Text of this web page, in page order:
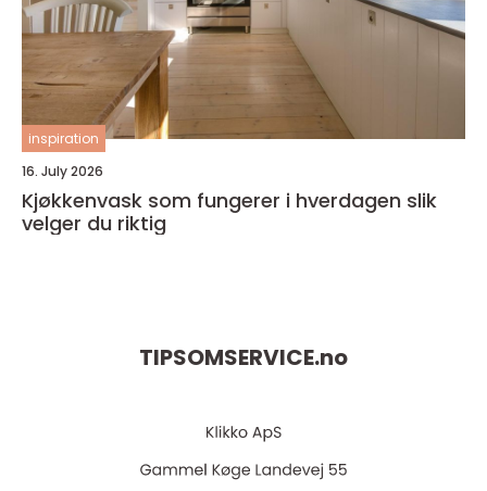
inspiration
16. July 2026
Kjøkkenvask som fungerer i hverdagen slik
velger du riktig
TIPSOMSERVICE.no